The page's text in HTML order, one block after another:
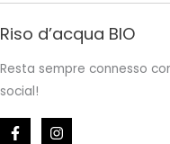
Riso d’acqua BIO
Resta sempre connesso
social!